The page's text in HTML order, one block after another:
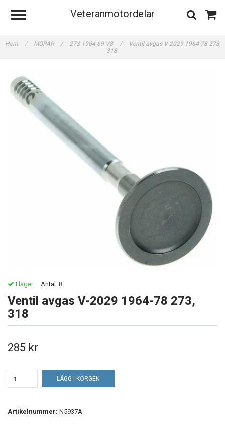
Veteranmotordelar
Hem / MOPAR / 273 1964-69 V8 /
Ventil avgas V-2029 1964-78 273,
318
I lager. Antal: 8
Ventil avgas V-2029 1964-78 273,
318
285 kr
LÄGG I KORGEN
Artikelnummer: N5937A